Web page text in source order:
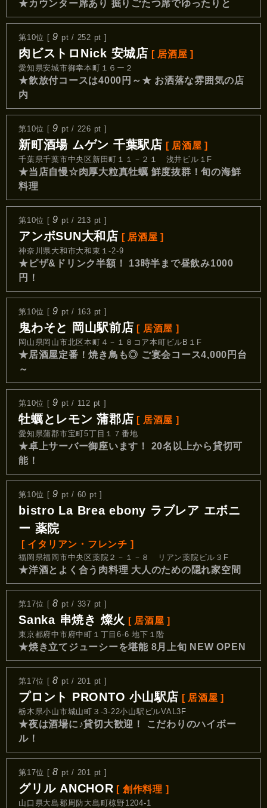
★カウンター席あり 掘りごたつ席でゆったりと
第10位 [9 pt / 252 pt ]
肉ビストロNick 安城店 [ 居酒屋 ]
愛知県安城市御幸本町１６ー２
★飲放付コースは4000円～★ お洒落な雰囲気の店
内
第10位 [9 pt / 226 pt ]
新町酒場 ムゲン 千葉駅店 [ 居酒屋 ]
千葉県千葉市中央区新田町１１－２１ 浅井ビル１F
★当店自慢☆肉厚大粒真牡蠣 鮮度抜群！旬の海鮮
料理
第10位 [9 pt / 213 pt ]
アンボSUN大和店 [ 居酒屋 ]
神奈川県大和市大和東１-2-9
★ピザ&ドリンク半額！ 13時半まで昼飲み1000
円！
第10位 [9 pt / 163 pt ]
鬼わそと 岡山駅前店 [ 居酒屋 ]
岡山県岡山市北区本町４－１８コア本町ビルB１F
★居酒屋定番！焼き鳥も◎ ご宴会コース4,000円台
～
第10位 [9 pt / 112 pt ]
牡蠣とレモン 蒲郡店 [ 居酒屋 ]
愛知県蒲郡市宝町5丁目１７番地
★卓上サーバー御座います！ 20名以上から貸切可
能！
第10位 [9 pt / 60 pt ]
bistro La Brea ebony ラブレア エボニ
ー 薬院
[ イタリアン・フレンチ ]
福岡県福岡市中央区薬院２－１－８ リアン薬院ビル３F
★洋酒とよく合う肉料理 大人のための隠れ家空間
第17位 [8 pt / 337 pt ]
Sanka 串焼き 燦火 [ 居酒屋 ]
東京都府中市府中町１丁目6-6 地下１階
★焼き立てジューシーを堪能 8月上旬 NEW OPEN
第17位 [8 pt / 201 pt ]
プロント PRONTO 小山駅店 [ 居酒屋 ]
栃木県小山市城山町３-3-22小山駅ビルVAL3F
★夜は酒場に♪貸切大歓迎！ こだわりのハイボー
ル！
第17位 [8 pt / 201 pt ]
グリル ANCHOR [ 創作料理 ]
山口県大島郡周防大島町椋野1204-1